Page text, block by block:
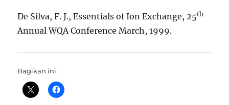
De Silva, F. J., Essentials of Ion Exchange, 25th
Annual WQA Conference March, 1999.
Bagikan ini: